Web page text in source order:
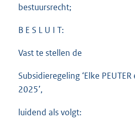
bestuursrecht;
B E S L U I T:
Vast te stellen de
Subsidieregeling ‘Elke
2025’,
luidend als volgt: